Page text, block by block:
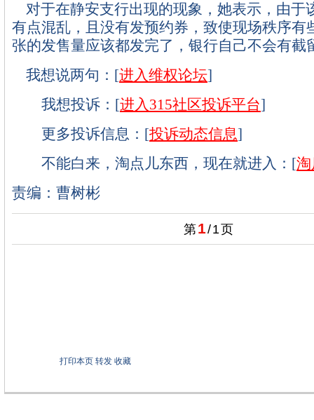
对于在静安支行出现的现象，她表示，由于
有点混乱，且没有发预约券，致使现场秩序有
张的发售量应该都发完了，银行自己不会有截
我想说两句：[进入维权论坛]
我想投诉：[进入315社区投诉平台]
更多投诉信息：[投诉动态信息]
不能白来，淘点儿东西，现在就进入：[淘
责编：曹树彬
第1/1页
打印本页 转发 收藏